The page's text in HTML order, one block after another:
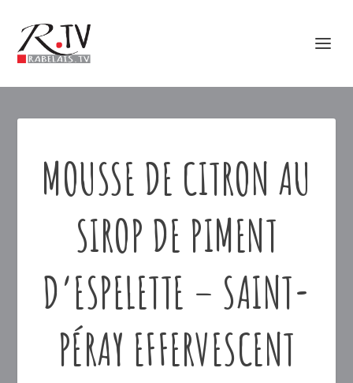
MOUSSE DE CITRON AU
SIROP DE PIMENT
D’ESPELETTE – SAINT-
PÉRAY EFFERVESCENT